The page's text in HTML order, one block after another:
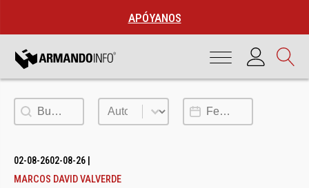
APÓYANOS
Buscar Autor Fecha de publicación
02-08-2602-08-26
MARCOS DAVID VALVERDE